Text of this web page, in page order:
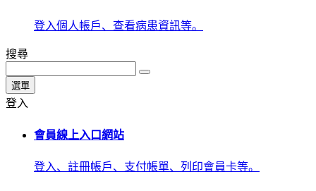
登入個人帳戶、查看病患資訊等。
搜尋
選單
登入
會員線上入口網站
登入、註冊帳戶、支付帳單、列印會員卡等。